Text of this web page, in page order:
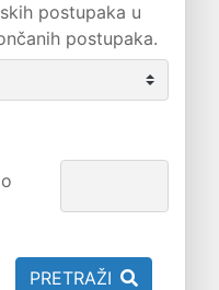
postupaka u
postupaka.
PRETRAŽI